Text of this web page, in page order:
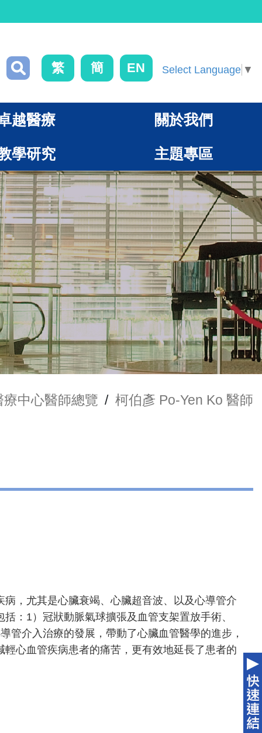
繁 簡 EN Select Language ▼
越醫療 關於我們
學研究 主題專區
療中心醫師總覽 / 柯伯彥 Po-Yen Ko 醫師
，尤其是心臟衰竭、心臟超音波、以及心導管介
：1）冠狀動脈氣球擴張及血管支架置放手術、
管介入治療的發展，帶動了心臟血管醫學的進步，
心血管疾病患者的痛苦，更有效地延長了患者的